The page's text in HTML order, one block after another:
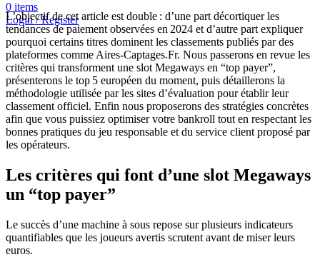
0 items
Login / Register
L’objectif de cet article est double : d’une part décortiquer les
tendances de paiement observées en 2024 et d’autre part expliquer
pourquoi certains titres dominent les classements publiés par des
plateformes comme Aires‑Captages.Fr. Nous passerons en revue les
critères qui transforment une slot Megaways en “top payer”,
présenterons le top 5 européen du moment, puis détaillerons la
méthodologie utilisée par les sites d’évaluation pour établir leur
classement officiel. Enfin nous proposerons des stratégies concrètes
afin que vous puissiez optimiser votre bankroll tout en respectant les
bonnes pratiques du jeu responsable et du service client proposé par
les opérateurs.
Les critères qui font d’une slot Megaways
un “top payer”
Le succès d’une machine à sous repose sur plusieurs indicateurs
quantifiables que les joueurs avertis scrutent avant de miser leurs
euros.